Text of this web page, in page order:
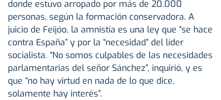
donde estuvo arropado por más de 20.000
personas, según la formación conservadora. A
juicio de Feijóo, la amnistía es una ley que “se hace
contra España” y por la “necesidad” del líder
socialista. “No somos culpables de las necesidades
parlamentarias del señor Sánchez”, inquirió, y es
que “no hay virtud en nada de lo que dice,
solamente hay interés”.